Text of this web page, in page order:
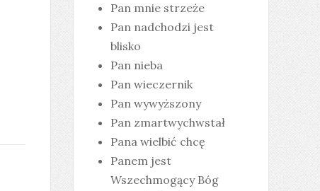
Pan mnie strzeże
Pan nadchodzi jest
blisko
Pan nieba
Pan wieczernik
Pan wywyższony
Pan zmartwychwstał
Pana wielbić chcę
Panem jest
Wszechmogący Bóg